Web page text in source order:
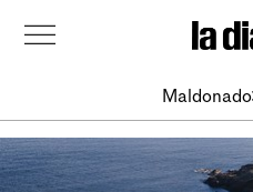
Maldonado